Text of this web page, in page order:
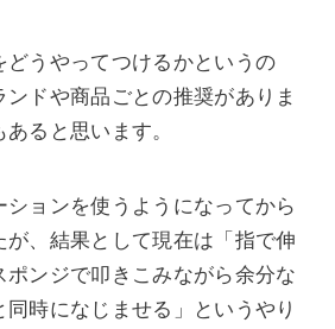
どうやってつけるかというの
ンドや商品ごとの推奨がありま
ると思います。
ションを使うようになってから
、結果として現在は「 指で伸
ポンジで叩きこみながら余分な
時になじませる 」というやり